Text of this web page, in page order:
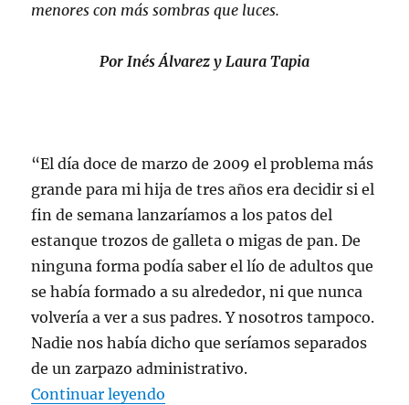
menores con más sombras que luces.
Por Inés Álvarez y Laura Tapia
“El día doce de marzo de 2009 el problema más
grande para mi hija de tres años era decidir si el
fin de semana lanzaríamos a los patos del
estanque trozos de galleta o migas de pan. De
ninguna forma podía saber el lío de adultos que
se había formado a su alrededor, ni que nunca
volvería a ver a sus padres. Y nosotros tampoco.
Nadie nos había dicho que seríamos separados
de un zarpazo administrativo.
Continuar leyendo